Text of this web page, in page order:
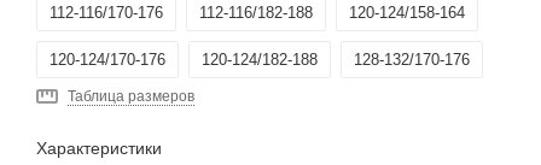
112-116/170-176 112-116/182-188 120-124/158-164
120-124/170-176 120-124/182-188 128-132/170-176
128-132/182-188
144-148/170-176
Таблица размеров
Характеристики